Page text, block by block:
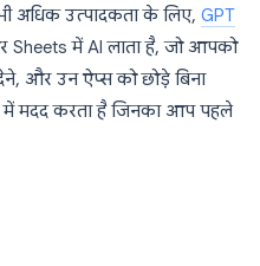
अधिक उत्पादकता के लिए, GPT
Sheets में AI लाता है, जो आपको
देने, और उन ऐप्स को छोड़े बिना
में मदद करता है जिनका आप पहले